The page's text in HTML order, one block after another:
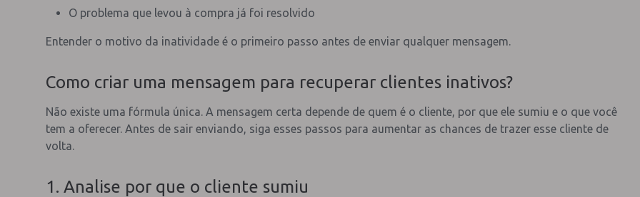
O problema que levou à compra já foi resolvido
Entender o motivo da inatividade é o primeiro passo antes de enviar qualquer mensagem.
Como criar uma mensagem para recuperar clientes inativos?
Não existe uma fórmula única. A mensagem certa depende de quem é o cliente, por que ele sumiu e o que você
tem a oferecer. Antes de sair enviando, siga esses passos para aumentar as chances de trazer esse cliente de
volta.
1. Analise por que o cliente sumiu